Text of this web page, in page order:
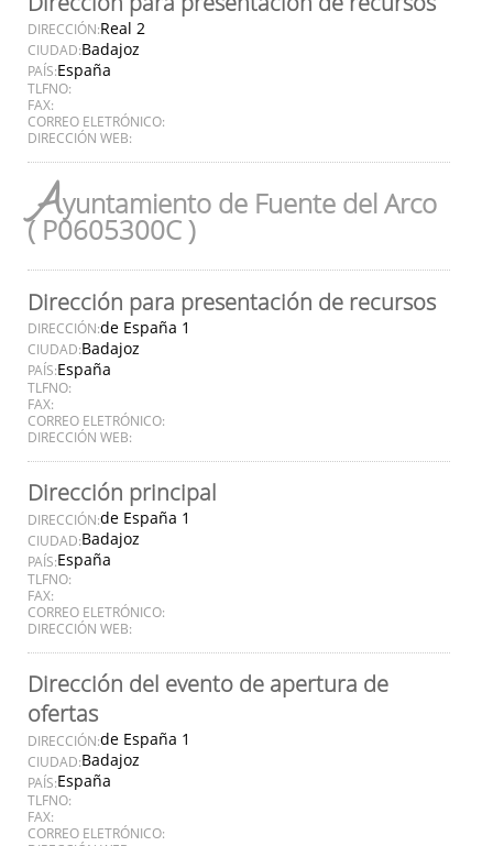
DIRECCIÓN:Real 2
CIUDAD:Badajoz
PAÍS:España
TLFNO:
FAX:
CORREO ELETRÓNICO:
DIRECCIÓN WEB:
Ayuntamiento de Fuente del Arco
( P0605300C )
Dirección para presentación de recursos
DIRECCIÓN:de España 1
CIUDAD:Badajoz
PAÍS:España
TLFNO:
FAX:
CORREO ELETRÓNICO:
DIRECCIÓN WEB:
Dirección principal
DIRECCIÓN:de España 1
CIUDAD:Badajoz
PAÍS:España
TLFNO:
FAX:
CORREO ELETRÓNICO:
DIRECCIÓN WEB:
Dirección del evento de apertura de
ofertas
DIRECCIÓN:de España 1
CIUDAD:Badajoz
PAÍS:España
TLFNO:
FAX:
CORREO ELETRÓNICO: